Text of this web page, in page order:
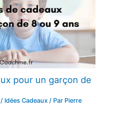
pour un garçon de
/ Idées Cadeaux / Par Pierre